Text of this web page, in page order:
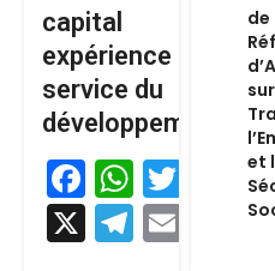
capital
expérience au
service du
développement
Facebook
X
de
et